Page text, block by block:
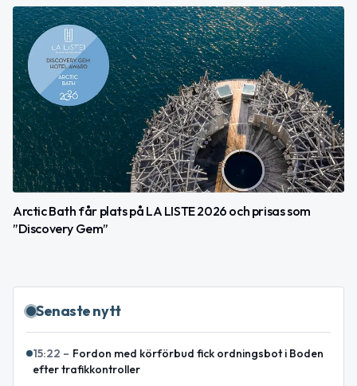
Arctic Bath får plats på LA LISTE 2026 och prisas som
”Discovery Gem”
Senaste nytt
15:22 – Fordon med körförbud fick ordningsbot i Boden
efter trafikkontroller